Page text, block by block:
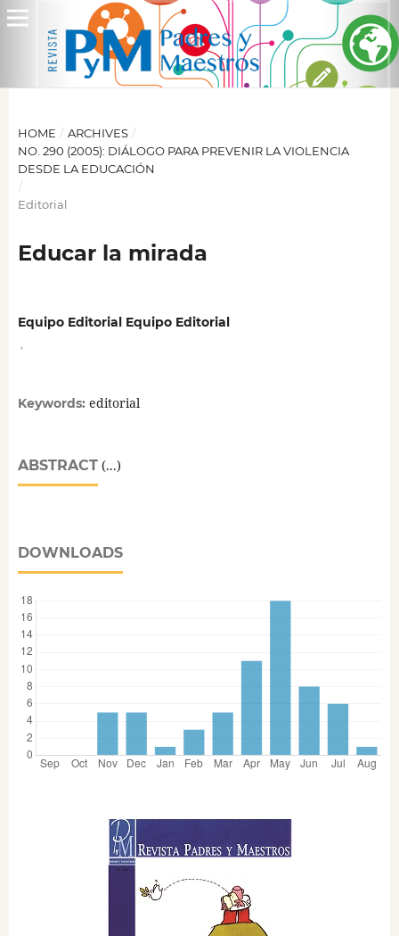
HOME / ARCHIVES /
NO. 290 (2005): DIÁLOGO PARA PREVENIR LA VIOLENCIA
DESDE LA EDUCACIÓN
/
Editorial
Educar la mirada
Equipo Editorial Equipo Editorial
Keywords: editorial
ABSTRACT(...)
DOWNLOADS